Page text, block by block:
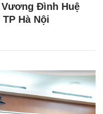
Đình Huệ
Hà Nội